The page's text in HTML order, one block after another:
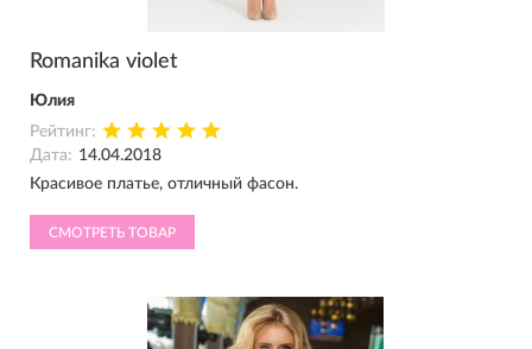
Romanika violet
Юлия
Рейтинг:
Дата: 14.04.2018
Красивое платье, отличный фасон.
СМОТРЕТЬ ТОВАР